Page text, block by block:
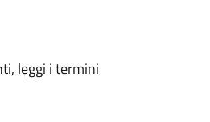
leggi i termini